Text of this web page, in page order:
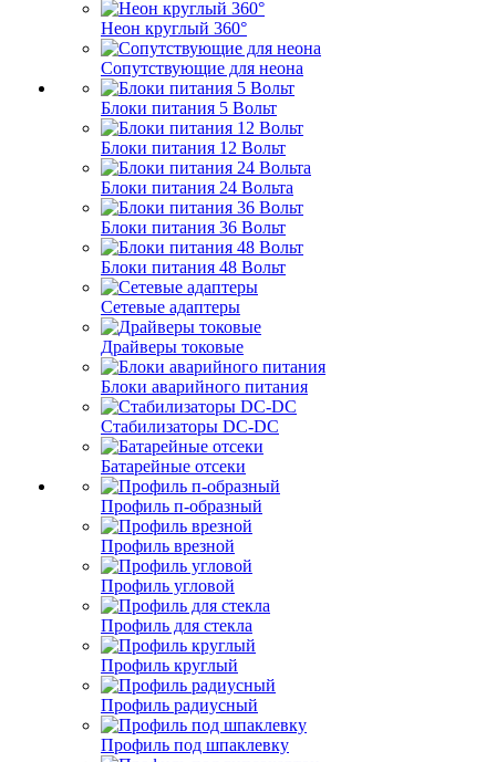
Неон круглый 360°
Сопутствующие для неона
Блоки питания 5 Вольт
Блоки питания 12 Вольт
Блоки питания 24 Вольта
Блоки питания 36 Вольт
Блоки питания 48 Вольт
Сетевые адаптеры
Драйверы токовые
Блоки аварийного питания
Стабилизаторы DC-DC
Батарейные отсеки
Профиль п-образный
Профиль врезной
Профиль угловой
Профиль для стекла
Профиль круглый
Профиль радиусный
Профиль под шпаклевку